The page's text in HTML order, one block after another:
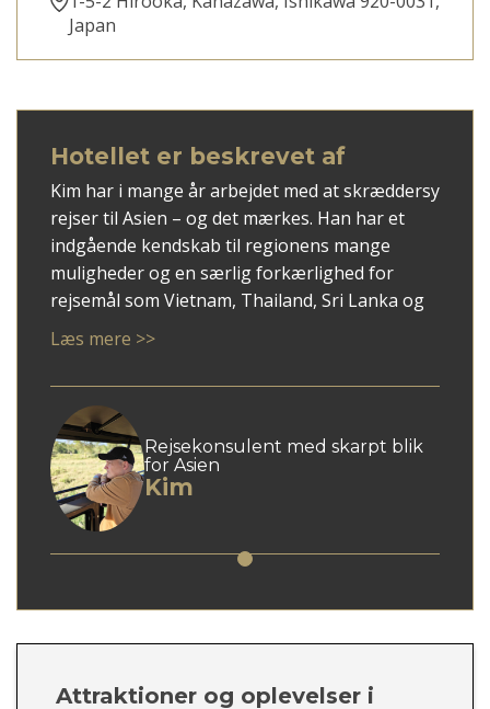
Japan
Hotellet er beskrevet af
Kim har i mange år arbejdet med at skræddersy
rejser til Asien – og det mærkes. Han har et
indgående kendskab til regionens mange
muligheder og en særlig forkærlighed for
rejsemål som Vietnam, Thailand, Sri Lanka og
ikke mindst
tilgang, hvor dine ønsker mødes med faglig
indsigt og overblik. Han er god til at spotte,
hvad der giver mening for netop dig – uanset
om du søger autentiske oplevelser, høj
komfort eller en blanding af begge dele.
Læs mere >>
Rejsekonsulent med skarpt blik
for Asien
Kim
Attraktioner og oplevelser i